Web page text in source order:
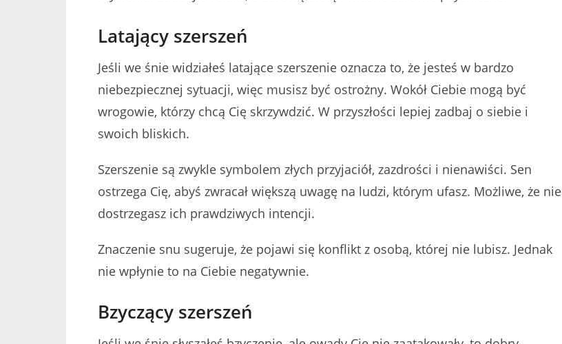
Latający szerszeń
Jeśli we śnie widziałeś latające szerszenie oznacza to, że jesteś w bardzo
niebezpiecznej sytuacji, więc musisz być ostrożny. Wokół Ciebie mogą być
wrogowie, którzy chcą Cię skrzywdzić. W przyszłości lepiej zadbaj o siebie i
swoich bliskich.
Szerszenie są zwykle symbolem złych przyjaciół, zazdrości i nienawiści. Sen
ostrzega Cię, abyś zwracał większą uwagę na ludzi, którym ufasz. Możliwe, że nie
dostrzegasz ich prawdziwych intencji.
Znaczenie snu sugeruje, że pojawi się konflikt z osobą, której nie lubisz. Jednak
nie wpłynie to na Ciebie negatywnie.
Bzyczący szerszeń